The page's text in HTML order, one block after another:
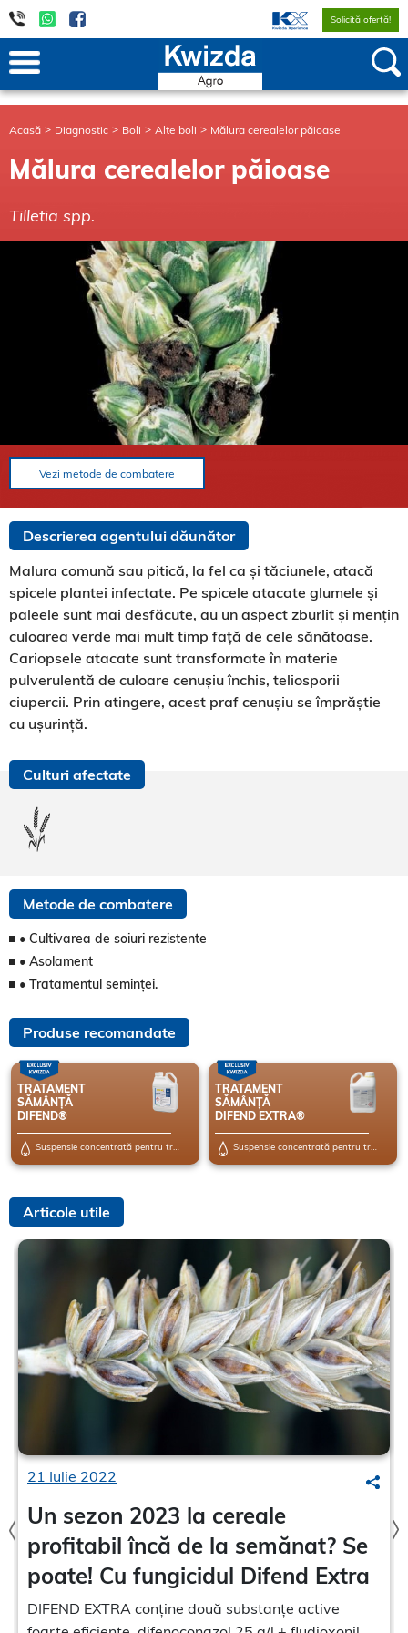
Solicită ofertă!
Acasă Diagnostic Boli Alte boli Mălura cerealelor păioase
Mălura cerealelor păioase
Tilletia spp.
Vezi metode de combatere
Descrierea agentului dăunător
Malura comună sau pitică, la fel ca și tăciunele, atacă
spicele plantei infectate. Pe spicele atacate glumele și
paleele sunt mai desfăcute, au un aspect zburlit și mențin
culoarea verde mai mult timp față de cele sănătoase.
Cariopsele atacate sunt transformate în materie
pulverulentă de culoare cenușiu închis, teliosporii
ciupercii. Prin atingere, acest praf cenușiu se împrăștie
cu ușurință.
Culturi afectate
Metode de combatere
• Cultivarea de soiuri rezistente
• Asolament
• Tratamentul seminței.
Produse recomandate
TRATAMENT
SĂMÂNȚĂ
DIFEND®
Suspensie concentrată pentru tratamentul seminței (FS)
TRATAMENT
SĂMÂNȚĂ
DIFEND EXTRA®
Suspensie concentrată pentru tratamentul seminței (FS)
Articole utile
21 Iulie 2022
Un sezon 2023 la cereale
profitabil încă de la semănat? Se
poate! Cu fungicidul Difend Extra
DIFEND EXTRA conține două substanțe active